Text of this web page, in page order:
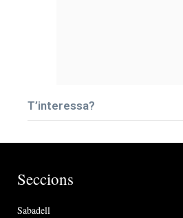
T’interessa?
Seccions
Sabadell